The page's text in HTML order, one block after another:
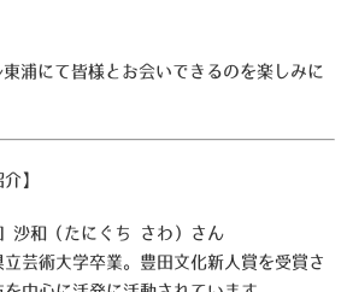
浦にて皆様とお会いできるのを楽しみに
】
沙和（たにぐち さわ）さん
芸術大学卒業。豊田文化新人賞を受賞さ